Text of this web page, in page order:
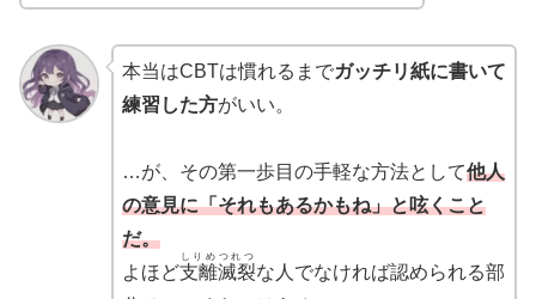
本当はCBTは慣れるまでガッチリ紙に書いて
練習した方がいい。
…が、その第一歩目の手軽な方法として他人
の意見に「それもあるかもね」と呟くこと
だ。
よほど支離滅裂
しりめつれつ
な人でなければ認められる部